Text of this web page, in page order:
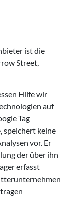
ist die
Street,
Hilfe wir
auf
Tag
speichert keine
vor. Er
der über ihn
erfasst